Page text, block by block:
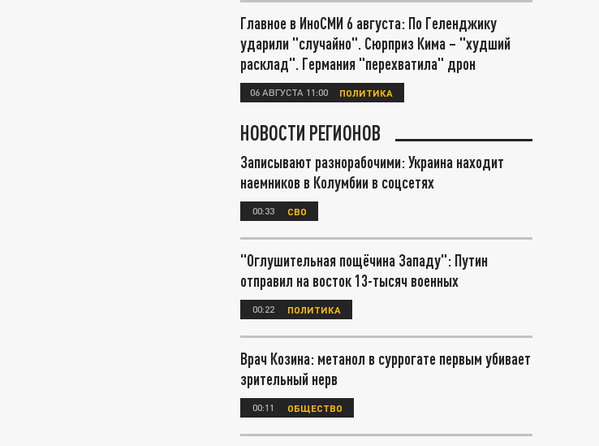
Главное в ИноСМИ 6 августа: По Геленджику
ударили "случайно". Сюрприз Кима – "худший
расклад". Германия "перехватила" дрон
06 АВГУСТА 11:00 ПОЛИТИКА
НОВОСТИ РЕГИОНОВ
Записывают разнорабочими: Украина находит
наемников в Колумбии в соцсетях
00:33 СВО
"Оглушительная пощёчина Западу": Путин
отправил на восток 13-тысяч военных
00:22 ПОЛИТИКА
Врач Козина: метанол в суррогате первым убивает
зрительный нерв
00:11 ОБЩЕСТВО